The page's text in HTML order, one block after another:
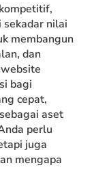
nilai
membangun
dan
bagi
cepat,
aset
perlu
juga
mengapa